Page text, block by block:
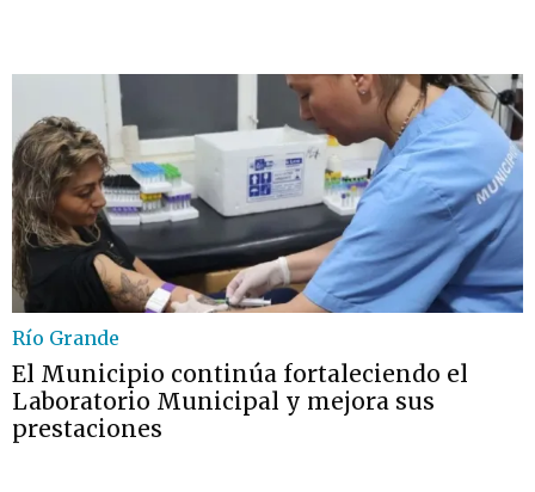
Río Grande
El Municipio continúa fortaleciendo el
Laboratorio Municipal y mejora sus
prestaciones